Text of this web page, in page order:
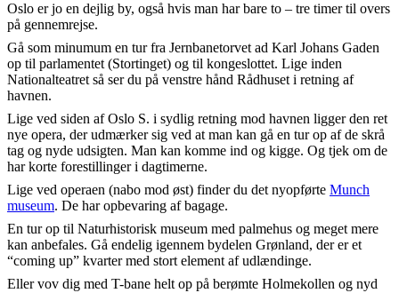
Oslo er jo en dejlig by, også hvis man har bare to – tre timer til overs
på gennemrejse.
Gå som minumum en tur fra Jernbanetorvet ad Karl Johans Gaden
op til parlamentet (Stortinget) og til kongeslottet. Lige inden
Nationalteatret så ser du på venstre hånd Rådhuset i retning af
havnen.
Lige ved siden af Oslo S. i sydlig retning mod havnen ligger den ret
nye opera, der udmærker sig ved at man kan gå en tur op af de skrå
tag og nyde udsigten. Man kan komme ind og kigge. Og tjek om de
har korte forestillinger i dagtimerne.
Lige ved operaen (nabo mod øst) finder du det nyopførte Munch
museum. De har opbevaring af bagage.
En tur op til Naturhistorisk museum med palmehus og meget mere
kan anbefales. Gå endelig igennem bydelen Grønland, der er et
“coming up” kvarter med stort element af udlændinge.
Eller vov dig med T-bane helt op på berømte Holmekollen og nyd